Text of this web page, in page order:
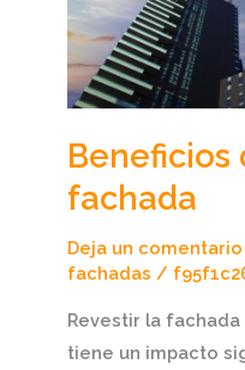
Beneficios
fachada
Deja un comentario
fachadas /
Revestir la
tiene un impacto